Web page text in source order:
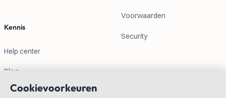
Kennis
Help center
Blog
Voorwaarden
Security
Cookievoorkeuren